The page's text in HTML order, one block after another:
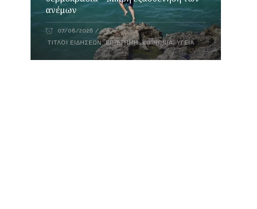
ανέμων
07/08/2026
ΤΊΤΛΟΙ ΕΙΔΉΣΕΩΝ,ΕΠΙΣΤΉΜΗ,ΚΟΙΝΩΝΙΑ,ΥΓΕΊΑ